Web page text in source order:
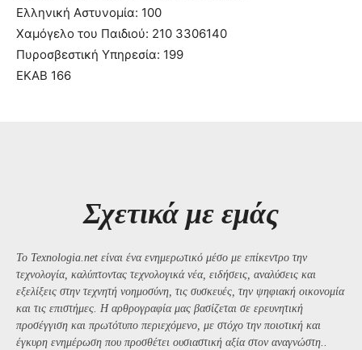
Ελληνική Αστυνομία: 100
Χαμόγελο του Παιδιού: 210 3306140
Πυροσβεστική Υπηρεσία: 199
ΕΚΑΒ 166
Σχετικά με εμάς
Το Texnologia.net είναι ένα ενημερωτικό μέσο με επίκεντρο την
τεχνολογία, καλύπτοντας τεχνολογικά νέα, ειδήσεις, αναλύσεις και
εξελίξεις στην τεχνητή νοημοσύνη, τις συσκευές, την ψηφιακή οικονομία
και τις επιστήμες. Η αρθρογραφία μας βασίζεται σε ερευνητική
προσέγγιση και πρωτότυπο περιεχόμενο, με στόχο την ποιοτική και
έγκυρη ενημέρωση που προσθέτει ουσιαστική αξία στον αναγνώστη..